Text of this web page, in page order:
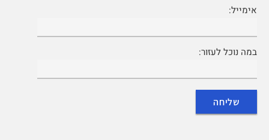
אימייל:
במה נוכל לעזור: